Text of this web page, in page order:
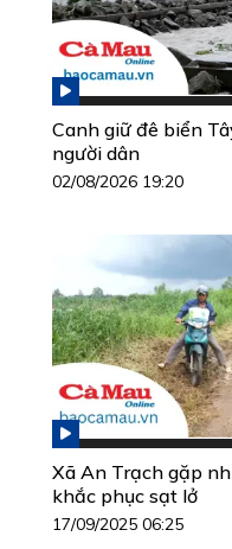
Canh giữ đê biển
người dân
02/08/2026 19:20
Xã An Trạch gặp
khắc phục sạt lở
17/09/2025 06:25